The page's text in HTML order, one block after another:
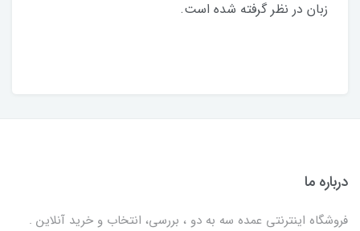
زبان در نظر گرفته شده است.
درباره ما
فروشگاه اینترنتی عمده سه به دو ، بررسی، انتخاب و خرید آنلاین .